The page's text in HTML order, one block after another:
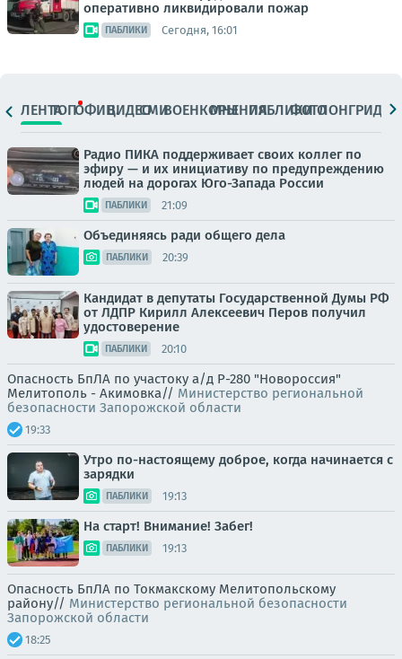
оперативно ликвидировали пожар
ПАБЛИКИ Сегодня, 16:01
ЛЕНТАТОПОФИЦ.ВИДЕОСМИВОЕНКОРЫМНЕНИЯПАБЛИКИ
ФОТОЛОНГРИДЫ
Радио ПИКА поддерживает своих коллег по
эфиру — и их инициативу по предупреждению
людей на дорогах Юго-Запада России
ПАБЛИКИ 21:09
Объединяясь ради общего дела
ПАБЛИКИ 20:39
Кандидат в депутаты Государственной Думы РФ
от ЛДПР Кирилл Алексеевич Перов получил
удостоверение
ПАБЛИКИ 20:10
Опасность БпЛА по участоку а/д Р-280 "Новороссия"
Мелитополь - Акимовка// Министерство региональной
безопасности Запорожской области
19:33
Утро по-настоящему доброе, когда начинается с
зарядки
ПАБЛИКИ 19:13
На старт! Внимание! Забег!
ПАБЛИКИ 19:13
Опасность БпЛА по Токмакскому Мелитопольскому
району// Министерство региональной безопасности
Запорожской области
18:25